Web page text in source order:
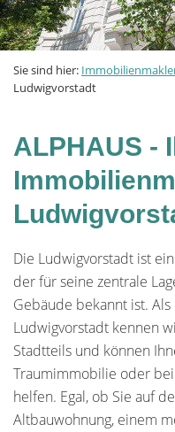
Sie sind hier:
Ludwigvorstadt
ALPHAUS -
Die Ludwigvorstadt ist
der für seine zentrale
Gebäude bekannt ist.
Ludwigvorstadt kennen
Stadtteils und können
Traumimmobilie oder
helfen. Egal, ob Sie auf
Altbauwohnung, einem